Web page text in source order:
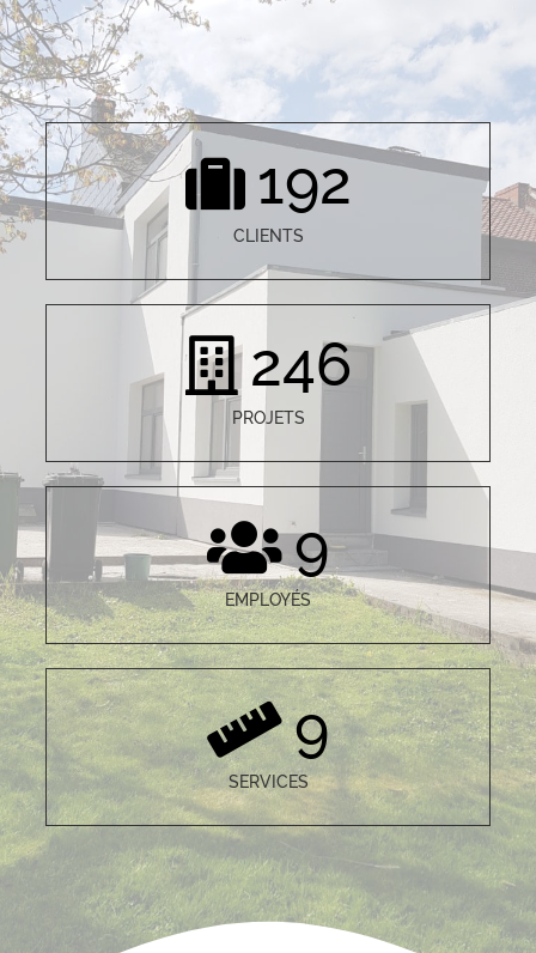
192
CLIENTS
246
PROJETS
9
EMPLOYÉS
9
SERVICES